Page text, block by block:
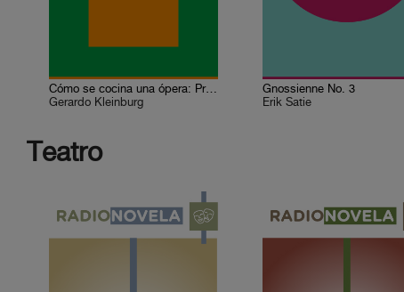
Cómo se cocina una ópera: Proyección operística
Gerardo Kleinburg
Gnossienne No. 3
Erik Satie
Teatro